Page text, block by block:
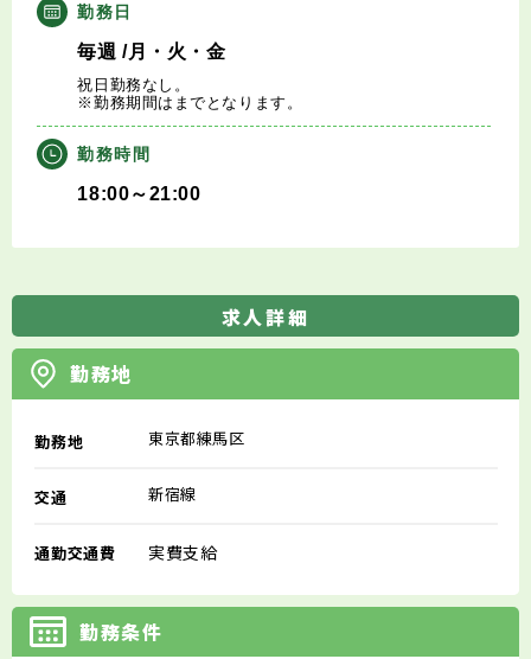
大学医局紹介
勤務日
毎週 /月・火・金
祝日勤務なし。
※勤務期間はまでとなります。
勤務時間
18:00～21:00
求人詳細
勤務地
勤務地 東京都練馬区
交通 新宿線
通勤交通費 実費支給
勤務条件